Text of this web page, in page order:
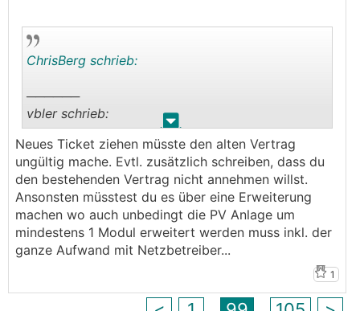
Kann ich beim kommenden Fördercall im März
ein Ticket für eine Erweiterung der PV-Anlage
dann einen PV-Speicher mit 11kwh einreichen?
Zusatzinfo:
Mein derzeitiger Förderantrag wird im März noch
nicht abgeschlossen sein. Können 2 Fördercalls
für den Selben Zählpunkt bei der OEMAG parallel
laufen?
Bitte um Hilfe, bzw. andere Lösungsvorschläge
wie ich zu einer Speicherförderung komme.
. .
ChrisBerg schrieb:
──────
vbler schrieb:
──────
ChrisBerg schrieb:
Heute die Mail erhalten dass das Geld in den
nächsten Tagen überwiesen wird 🤑.
Inbetriebnahme und die Endabrechnung war am
12.08.2022.
Neues Ticket ziehen müsste den alten Vertrag
ungültig mache. Evtl. zusätzlich schreiben, dass du
den bestehenden Vertrag nicht annehmen willst.
Ansonsten müsstest du es über eine Erweiterung
machen wo auch unbedingt die PV Anlage um
mindestens 1 Modul erweitert werden muss inkl. der
ganze Aufwand mit Netzbetreiber...
1